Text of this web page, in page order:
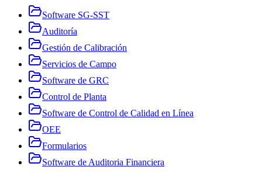
Software SG-SST
Auditoría
Gestión de Calibración
Servicios de Campo
Software de GRC
Control de Planta
Software de Control de Calidad en Línea
OEE
Formularios
Software de Auditoria Financiera